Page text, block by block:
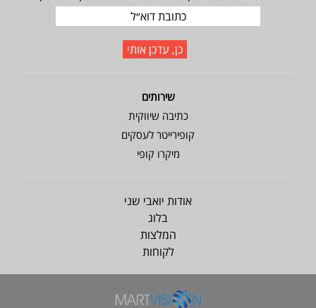
שירותים
כתיבה שיווקית
קופירייטר לעסקים
מיקרו קופי
אודות יואבי שני
בלוג
המלצות
לקוחות